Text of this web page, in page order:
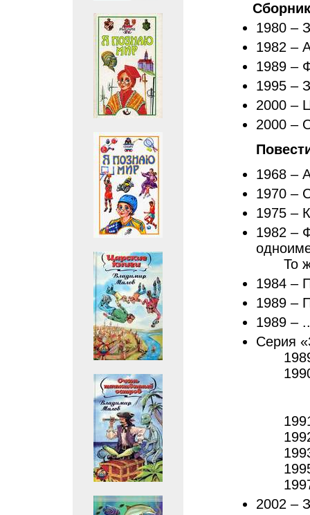
1980 –
1982 –
1989 –
1995 –
2000 –
2000 –
1968 –
1970 –
1975 –
1982 –
То
1984 –
1989 –
1989 –
Серия
2002 –